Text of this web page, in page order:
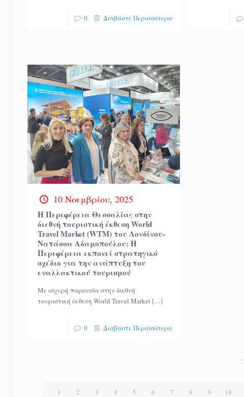
0 Διαβάστε Περισσότερα
10 Νοεμβρίου, 2025
Η Περιφέρεια Θεσσαλίας στην
διεθνή τουριστική έκθεση World
Travel Market (WTM) του Λονδίνου-
Νατάσσα Αδαμοπούλου: Η
Περιφέρεια εκπονεί στρατηγικό
σχέδιο για την ανάπτυξη του
εναλλακτικού τουρισμού
Με ισχυρή παρουσία στην διεθνή
τουριστική έκθεση World Travel Market […]
0 Διαβάστε Περισσότερα
1 2 3 4 5 6 7 8 9 10